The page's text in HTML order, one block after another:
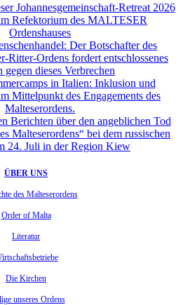
Johannesgemeinschaft-Retreat 2026
Refektorium des MALTESER
Ordenshauses
Der Botschafter des
Ritter-Ordens fordert entschlossenes
gegen dieses Verbrechen
in Italien: Inklusion und
Mittelpunkt des Engagements des
Malteserordens.
Berichten über den angeblichen Tod
Malteserordens“ bei dem russischen
24. Juli in der Region Kiew
ÜBER UNS
des Malteserordens
Order of Malta
Literatur
Die Kirchen
unseres Ordens